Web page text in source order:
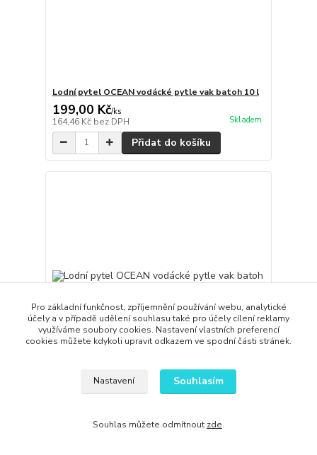
Lodní pytel OCEAN vodácké pytle vak batoh 10 l
199,00 Kč/ks
164,46 Kč bez DPH Skladem
Přidat do košíku
Lodní pytel OCEAN vodácké pytle vak batoh 10 L
bez DPH
Pro základní funkčnost, zpříjemnění používání webu, analytické
účely a v případě udělení souhlasu také pro účely cílení reklamy
využíváme soubory cookies. Nastavení vlastních preferencí
cookies můžete kdykoli upravit odkazem ve spodní části stránek.
Nastavení Souhlasím
Souhlas můžete odmítnout zde.